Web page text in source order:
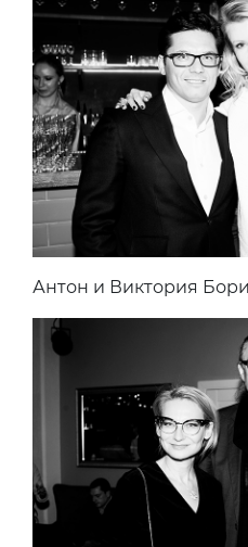
Антон и Виктория